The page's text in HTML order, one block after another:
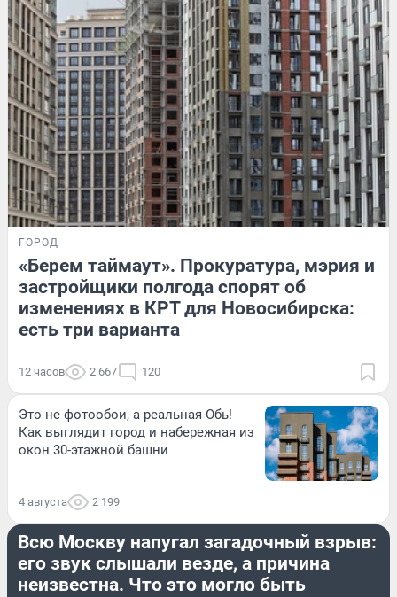
ГОРОД
«Берем таймаут». Прокуратура, мэрия и
застройщики полгода спорят об
изменениях в КРТ для Новосибирска:
есть три варианта
12 часов 2 667 120
Это не фотообои, а реальная Обь!
Как выглядит город и набережная из
окон 30-этажной башни
4 августа 2 199
ПРОИСШЕСТВИЯ
Всю Москву напугал загадочный взрыв:
его звук слышали везде, а причина
неизвестна. Что это могло быть